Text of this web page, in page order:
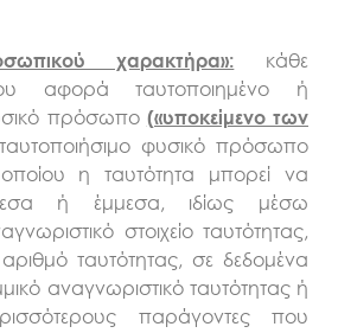
χαρακτήρα»: κάθε
αφορά ταυτοποιημένο ή
πρόσωπο («υποκείμενο των
φυσικό πρόσωπο
οποίου η ταυτότητα μπορεί να
ή έμμεσα, ιδίως μέσω
στοιχείο ταυτότητας,
ταυτότητας, σε δεδομένα
αναγνωριστικό ταυτότητας ή
παράγοντες που